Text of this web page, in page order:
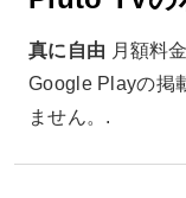
真に自由 月額料
Google Playの掲
ません。.